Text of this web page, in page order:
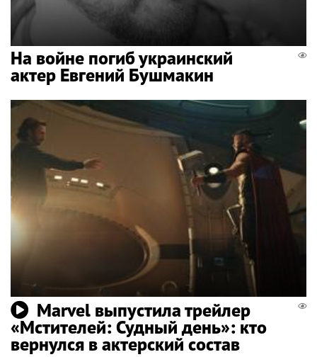
На войне погиб украинский
актер Евгений Бушмакин
Marvel выпустила трейлер
«Мстителей: Судный день»: кто
вернулся в актерский состав